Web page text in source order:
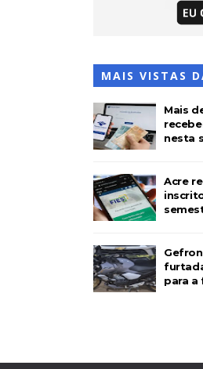
MAIS VISTAS
Mais
nesta
Acre
para a